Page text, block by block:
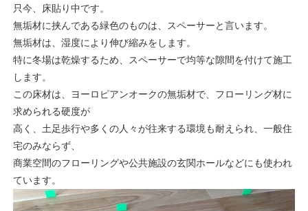
只今、床貼り中です。
無垢材に挟んである緑色のものは、スペーサーと言います。
無垢材は、湿度により伸び縮みをします。
特に冬場は乾燥するため、スペーサーで均等な隙間を付けて施工
します。
この床材は、ヨーロピアンオークの無垢材で、フローリング材に
求められる硬度が
高く、土足歩行や多くの人々が往来する環境も耐えられ、一般住
宅のみならず、
商業空間のフローリングや公共施設の玄関ホールなどにも使われ
ています。